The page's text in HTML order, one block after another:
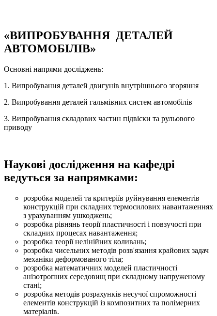
«ВИПРОБУВАННЯ ДЕТАЛЕЙ
АВТОМОБІЛІВ»
Основні напрями досліджень:
1. Випробування деталей двигунів внутрішнього згоряння
2. Випробування деталей гальмівних систем автомобілів
3. Випробування складових частин підвіски та рульового
приводу
Наукові дослідження на кафедрі
ведуться за напрямками:
розробка моделей та критеріїв руйнування елементів
конструкцій при складних термосилових навантаженнях
з урахуванням ушкоджень;
розробка рівнянь теорії пластичності і повзучості при
складних процесах навантаження;
розробка теорії нелінійних коливань;
розробка чисельних методів розв'язання крайових задач
механіки деформованого тіла;
розробка математичних моделей пластичності
анізотропних середовищ при складному напруженому
стані;
розробка методів розрахунків несучої спроможності
елементів конструкцій із композитних та полімерних
матеріалів.